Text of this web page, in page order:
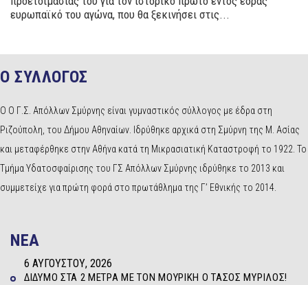
ευρωπαϊκό του αγώνα, που θα ξεκινήσει στις...
Ο ΣΥΛΛΟΓΟΣ
Ο Ο Γ.Σ. Απόλλων Σμύρνης είναι γυμναστικός σύλλογος με έδρα στη
Ριζούπολη, του Δήμου Αθηναίων. Ιδρύθηκε αρχικά στη Σμύρνη της Μ. Ασίας
και μεταφέρθηκε στην Αθήνα κατά τη Μικρασιατική Καταστροφή το 1922. Το
Τμήμα Υδατοσφαίρισης του ΓΣ Απόλλων Σμύρνης ιδρύθηκε το 2013 και
συμμετείχε για πρώτη φορά στο πρωτάθλημα της Γ’ Εθνικής το 2014.
NEA
ΔΊΔΥΜΟ ΣΤΑ 2 ΜΈΤΡΑ ΜΕ ΤΟΝ ΜΟΥΡΊΚΗ Ο ΤΆΣΟΣ ΜΥΡΊΛΟΣ!
6 ΑΥΓΟΎΣΤΟΥ, 2026